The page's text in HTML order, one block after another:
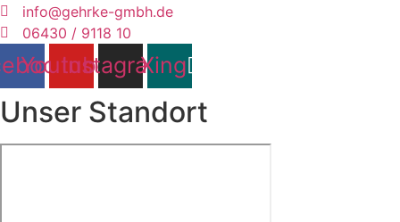
info@gehrke-gmbh.de
06430 / 9118 10
Youtube
Instagram
Xing
Unser Standort